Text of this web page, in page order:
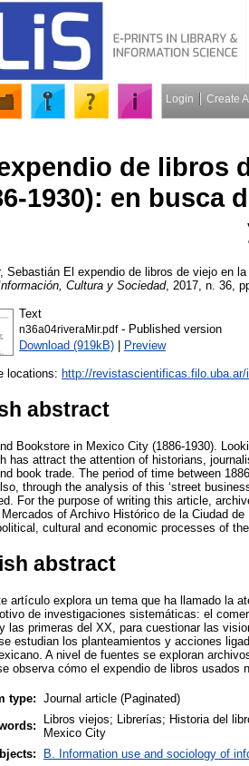
Login Create
de libros
1930): en busca
Sebastián El expendio de libros de viejo en
Cultura y Sociedad, 2017, n. 36,
Text
n36a04riveraMir.pdf- Published version
Download (919kB) | Preview
locations: http://
abstract
Bookstore in Mexico City (1886-1930).
has attract the attention of historians,
book trade. The period of time between
through the analysis of this ‘street
For the purpose of writing this article,
of Archivo Histórico de la Ciudad
cultural and economic processes of
abstract
artículo explora un tema que ha llamado la
de investigaciones sistemáticas: el
las primeras del XX, para cuestionar las
estudian los planteamientos y acciones
A nivel de fuentes se exploran
observa cómo el expendio de libros
type:
Journal article (Paginated)
Libros viejos; Librerías; Historia del
Mexico City
B. Information use and sociology of